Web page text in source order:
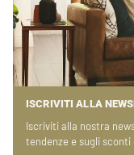
ISCRIVITI ALLA
Iscriviti alla nostra
tendenze e sugli sconti